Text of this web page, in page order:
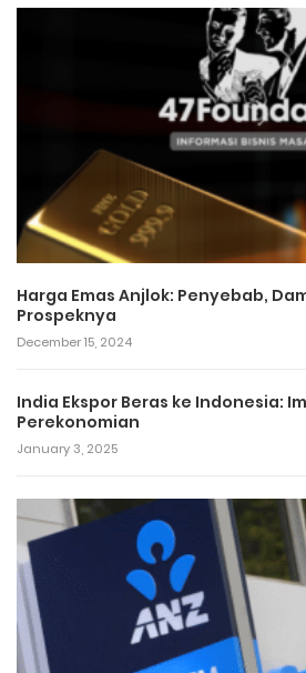
Harga Emas Anjlok: Penyebab,
Prospeknya
December 15, 2024
India Ekspor Beras ke Indonesia:
Perekonomian
January 3, 2025